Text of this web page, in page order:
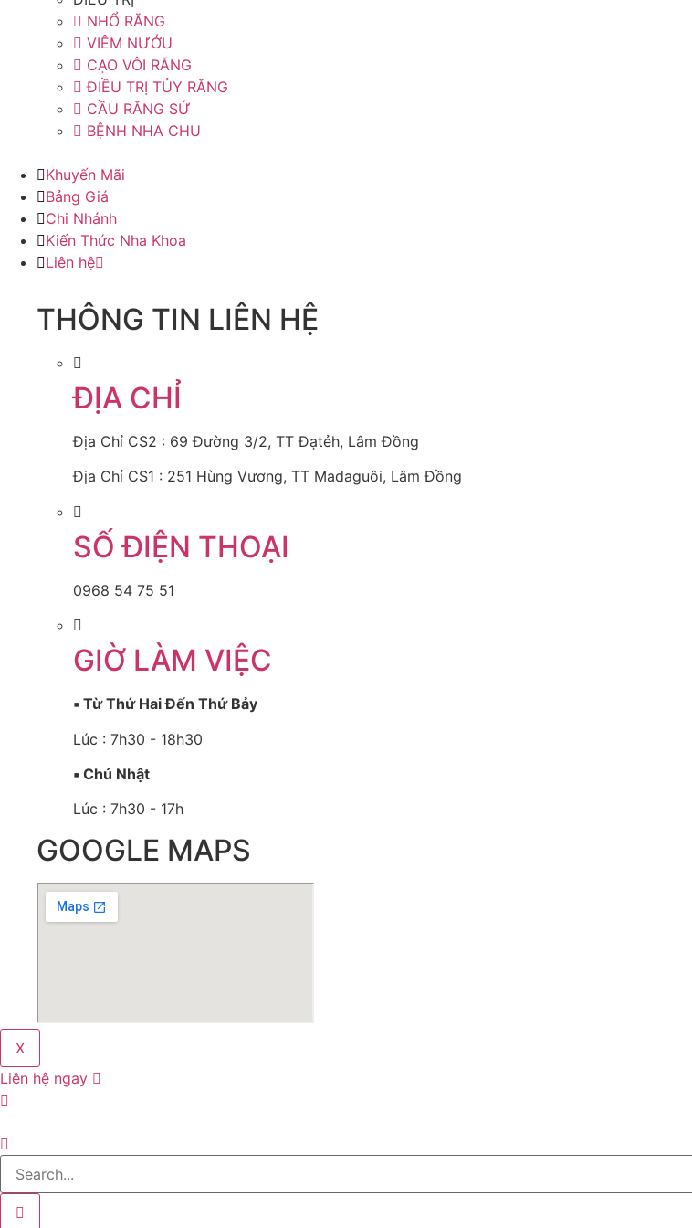
NHỔ RĂNG
VIÊM NƯỚU
CẠO VÔI RĂNG
ĐIỀU TRỊ TỦY RĂNG
CẦU RĂNG SỨ
BỆNH NHA CHU
Khuyến Mãi
Bảng Giá
Chi Nhánh
Kiến Thức Nha Khoa
Liên hệ
THÔNG TIN LIÊN HỆ
ĐỊA CHỈ
Địa Chỉ CS2 : 69 Đường 3/2, TT Đạtẻh, Lâm Đồng
Địa Chỉ CS1 : 251 Hùng Vương, TT Madaguôi, Lâm Đồng
SỐ ĐIỆN THOẠI
0968 54 75 51
GIỜ LÀM VIỆC
▪️ Từ Thứ Hai Đến Thứ Bảy
Lúc : 7h30 - 18h30
▪️ Chủ Nhật
Lúc : 7h30 - 17h
GOOGLE MAPS
X
Liên hệ ngay